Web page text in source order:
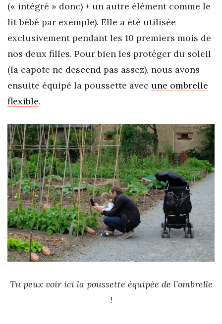
(« intégré » donc) + un autre élément comme le
lit bébé par exemple). Elle a été utilisée
exclusivement pendant les 10 premiers mois de
nos deux filles. Pour bien les protéger du soleil
(la capote ne descend pas assez), nous avons
ensuite équipé la poussette avec une ombrelle
flexible.
Tu peux voir ici la poussette équipée de l’ombrelle
!